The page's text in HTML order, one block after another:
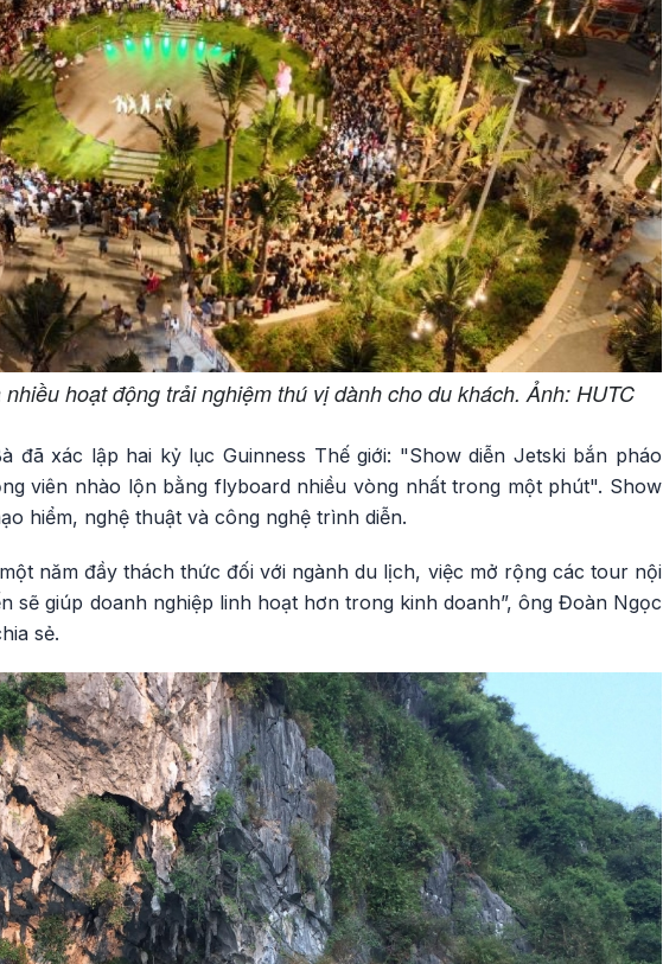
hoạt động trải nghiệm thú vị dành cho du khách. Ảnh: HUTC
đã xác lập hai kỷ lục Guinness Thế giới: "Show diễn Jetski bắn pháo
viên nhào lộn bằng flyboard nhiều vòng nhất trong một phút". Show
hiểm, nghệ thuật và công nghệ trình diễn.
năm đầy thách thức đối với ngành du lịch, việc mở rộng các tour nội
sẽ giúp doanh nghiệp linh hoạt hơn trong kinh doanh”, ông Đoàn Ngọc
sẻ.